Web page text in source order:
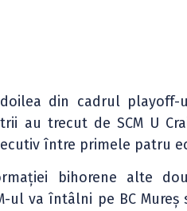
din cadrul playoff-
au trecut de SCM U
între primele patru
bihorene alte
va întâlni pe BC Mureș